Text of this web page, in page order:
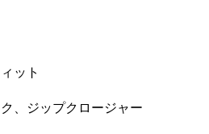
ット
、ジップクロージャー